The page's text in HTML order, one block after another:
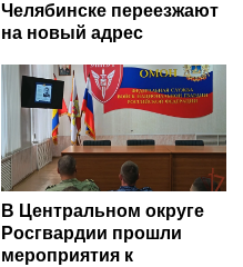
Челябинске переезжают
на новый адрес
В Центральном округе
Росгвардии прошли
мероприятия к